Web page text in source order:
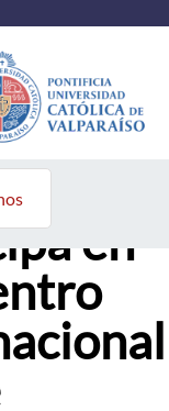
2028
2030
en